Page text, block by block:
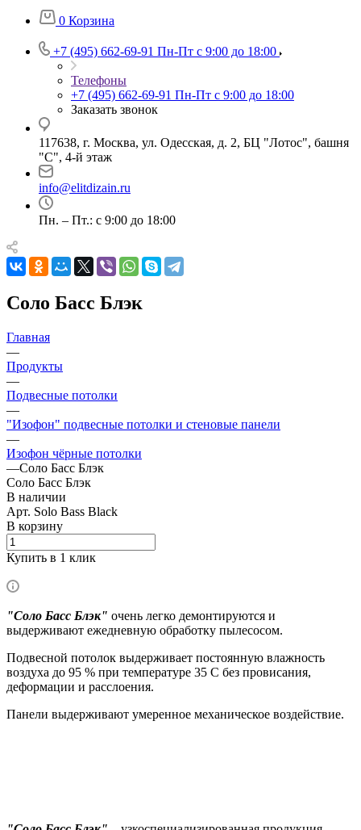
0 Корзина
+7 (495) 662-69-91 Пн-Пт c 9:00 до 18:00
Телефоны
+7 (495) 662-69-91 Пн-Пт c 9:00 до 18:00
Заказать звонок
117638, г. Москва, ул. Одесская, д. 2, БЦ "Лотос", башня
"С", 4-й этаж
info@elitdizain.ru
Пн. – Пт.: с 9:00 до 18:00
Соло Басс Блэк
Главная
—
Продукты
—
Подвесные потолки
—
"Изофон" подвесные потолки и стеновые панели
—
Изофон чёрные потолки
—Соло Басс Блэк
Соло Басс Блэк
В наличии
Арт. Solo Bass Black
В корзину
Купить в 1 клик
"Соло Басс Блэк" очень легко демонтируются и
выдерживают ежедневную обработку пылесосом.
Подвесной потолок выдерживает постоянную влажность
воздуха до 95 % при температуре 35 C без провисания,
деформации и расслоения.
Панели выдерживают умеренное механическое воздействие.